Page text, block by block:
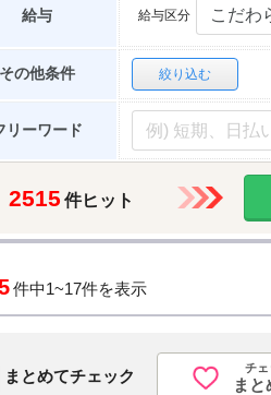
給与 給与区分
その他条件 絞り込む
リーワード
2515 件ヒット
件中1~17件を表示
まとめてチェック チェ
ま